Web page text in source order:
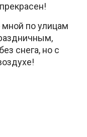
мной по улицам
снега, но с